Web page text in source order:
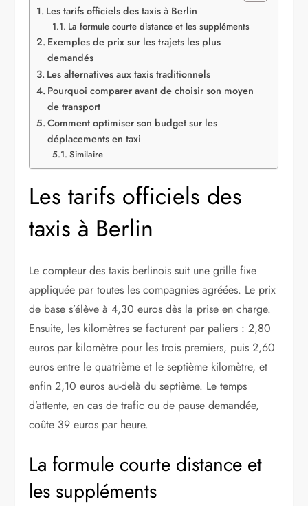
Les tarifs officiels des taxis à Berlin
La formule courte distance et les suppléments
Exemples de prix sur les trajets les plus
demandés
Les alternatives aux taxis traditionnels
Pourquoi comparer avant de choisir son moyen
de transport
Comment optimiser son budget sur les
déplacements en taxi
Similaire
Les tarifs officiels des
taxis à Berlin
Le compteur des taxis berlinois suit une grille fixe
appliquée par toutes les compagnies agréées. Le prix
de base s’élève à 4,30 euros dès la prise en charge.
Ensuite, les kilomètres se facturent par paliers : 2,80
euros par kilomètre pour les trois premiers, puis 2,60
euros entre le quatrième et le septième kilomètre, et
enfin 2,10 euros au-delà du septième. Le temps
d’attente, en cas de trafic ou de pause demandée,
coûte 39 euros par heure.
La formule courte distance et
les suppléments